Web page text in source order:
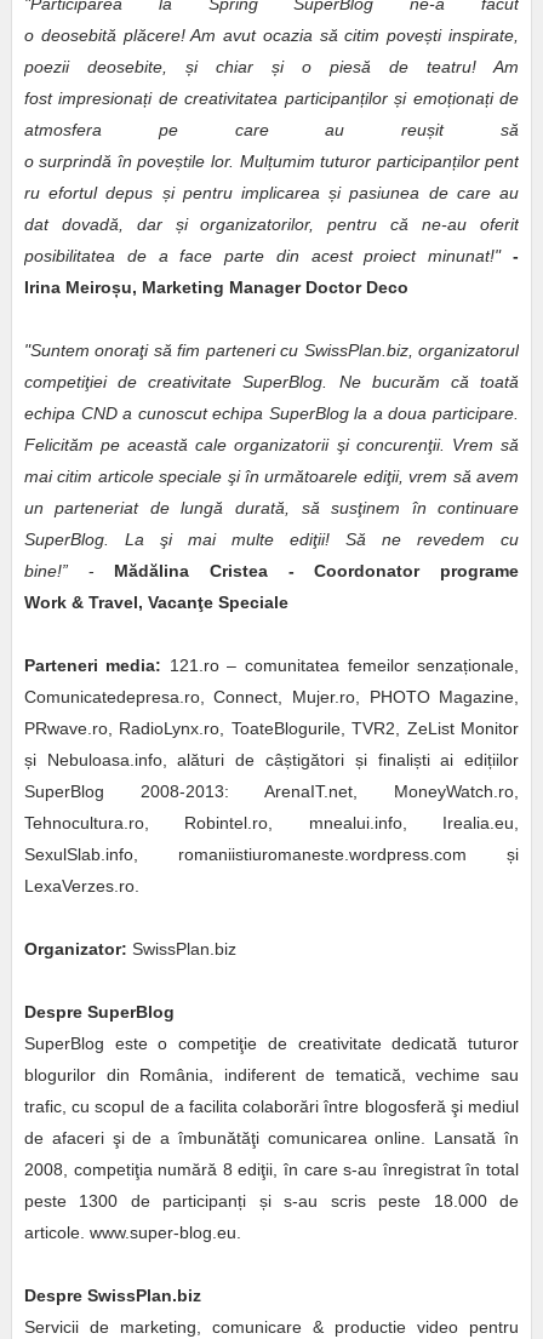
o deosebită plăcere! Am avut ocazia să citim povești inspirate,
poezii deosebite, și chiarși o piesă de teatru! Am
fost impresionați de creativitatea participanțilorși emoționați de
atmosfera pe care au reușit să
o surprindă în poveștile lor. Mulțumim tuturor participanților pent
ru efortul depus și pentru implicareași pasiunea de care au
dat dovadă, dar și organizatorilor, pentru că ne-au oferit
posibilitatea de a face parte din acest proiect minunat!"-
Irina Meiroșu, Marketing Manager Doctor Deco
"Suntem onoraţi să fim parteneri cu SwissPlan.biz, organizatorul
competiţiei de creativitate SuperBlog. Ne bucurăm că toată
echipa CND a cunoscut echipa SuperBlog la a doua participare.
Felicităm pe această cale organizatorii şi concurenţii. Vrem să
mai citim articole speciale şi în următoarele ediţii, vrem să avem
un parteneriat de lungă durată, să susţinem în continuare
SuperBlog. La şi mai multe ediţii! Să ne revedem cu
bine!”- Mădălina Cristea - Coordonator programe
Work & Travel, Vacanţe Speciale
Parteneri media: 121.ro – comunitatea femeilor senzaționale,
Comunicatedepresa.ro, Connect, Mujer.ro, PHOTO Magazine,
PRwave.ro, RadioLynx.ro, ToateBlogurile, TVR2, ZeList Monitor
și Nebuloasa.info, alături de câștigători și finaliști ai edițiilor
SuperBlog 2008-2013: ArenaIT.net, MoneyWatch.ro,
Tehnocultura.ro, Robintel.ro, mnealui.info, Irealia.eu,
SexulSlab.info, romaniistiuromaneste.wordpress.com și
LexaVerzes.ro.
Organizator: SwissPlan.biz
Despre SuperBlog
SuperBlog este o competiţie de creativitate dedicată tuturor
blogurilor din România, indiferent de tematică, vechime sau
trafic, cu scopul de a facilita colaborări între blogosferă şi mediul
de afaceri şi de a îmbunătăţi comunicarea online. Lansată în
2008, competiţia numără 8 ediţii, în care s-au înregistrat în total
peste 1300 de participanți și s-au scris peste 18.000 de
articole. www.super-blog.eu.
Despre SwissPlan.biz
Servicii de marketing, comunicare & productie video pentru